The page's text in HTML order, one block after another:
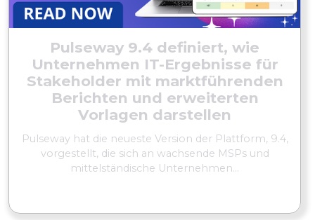
Pulseway 9.4 definiert, wie
Unternehmen IT-Ergebnisse für
Stakeholder mit marktführenden
Berichten und erweiterten
Vorlagen darstellen
Pulseway hat die neueste Version der Plattform, 9.4,
vorgestellt, die sich an wachsende MSPs und
mittelständische Unternehmen...